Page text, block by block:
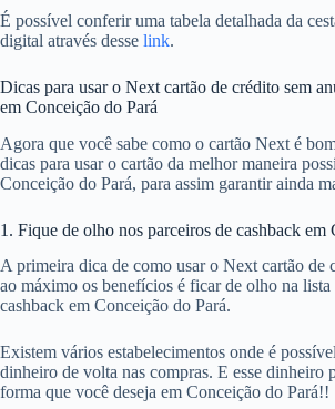
É possível conferir uma tabela detalhada da
digital através desse link.
Dicas para usar o Next cartão de crédito sem
em Conceição do Pará
Agora que você sabe como o cartão Next é
dicas para usar o cartão da melhor maneira
Conceição do Pará, para assim garantir ainda
1. Fique de olho nos parceiros de cashback em
A primeira dica de como usar o Next cartão de
ao máximo os benefícios é ficar de olho na lista
cashback em Conceição do Pará.
Existem vários estabelecimentos onde é
dinheiro de volta nas compras. E esse dinheiro
forma que você deseja em Conceição do Pará!!